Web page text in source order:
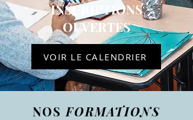
INSCRIPTIONS
OUVERTES
VOIR LE CALENDRIER
NOS FORMATIONS